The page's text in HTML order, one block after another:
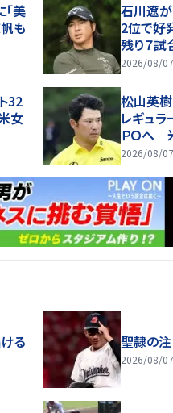
美
も
石川遼
2位で好
残り７
2026/08/
32
女
松山英
レギュ
ＰＯへ
2026/08/
る 聖隷の注
2026/08/